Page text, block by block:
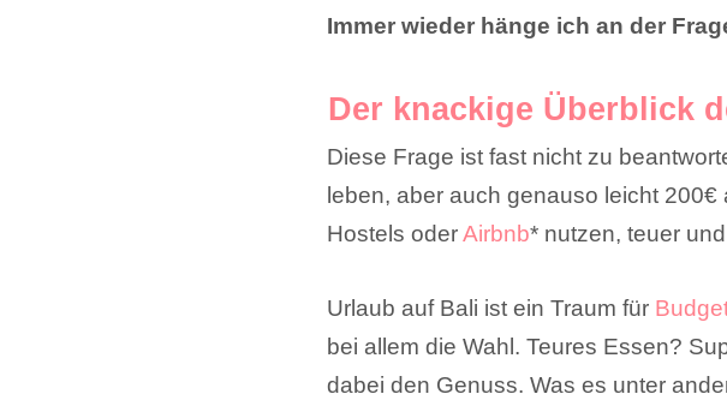
Immer wieder hänge ich an der
Der knackige Überblick
Diese Frage ist fast nicht zu
leben, aber auch genauso leicht
Hostels oderAirbnb* nutzen, teuer
Urlaub auf Bali ist ein Traum für
bei allem die Wahl. Teures Essen?
dabei den Genuss. Was es unter